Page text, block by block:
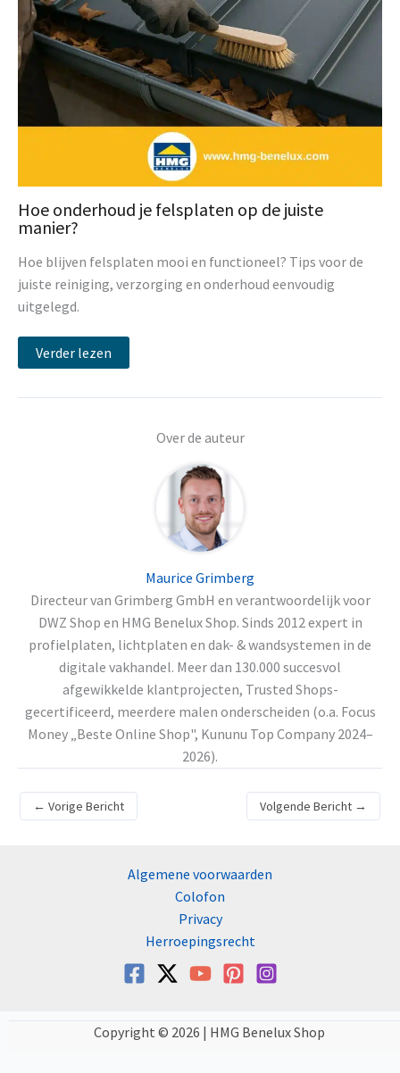
Hoe onderhoud je felsplaten op de juiste
manier?
Hoe blijven felsplaten mooi en functioneel? Tips voor de
juiste reiniging, verzorging en onderhoud eenvoudig
uitgelegd.
Verder lezen
Over de auteur
Maurice Grimberg
Directeur van Grimberg GmbH en verantwoordelijk voor
DWZ Shop en HMG Benelux Shop. Sinds 2012 expert in
profielplaten, lichtplaten en dak- & wandsystemen in de
digitale vakhandel. Meer dan 130.000 succesvol
afgewikkelde klantprojecten, Trusted Shops-
gecertificeerd, meerdere malen onderscheiden (o.a. Focus
Money „Beste Online Shop", Kununu Top Company 2024–
2026).
← Vorige Bericht Volgende Bericht →
Algemene voorwaarden
Colofon
Privacy
Herroepingsrecht
Copyright © 2026 | HMG Benelux Shop